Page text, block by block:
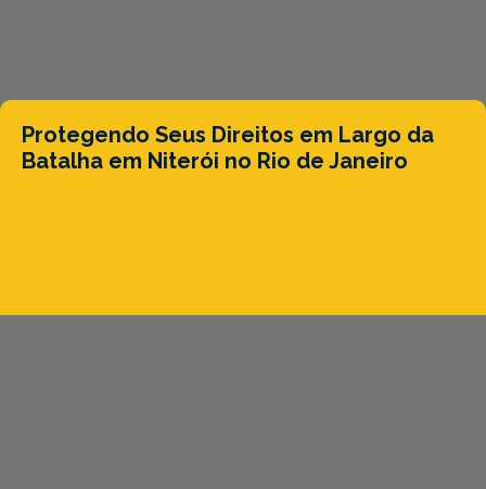
Protegendo Seus Direitos em Largo da
Batalha em Niterói no Rio de Janeiro